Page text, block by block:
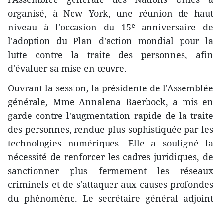
organisé, à New York, une réunion de haut
niveau à l'occasion du 15ᵉ anniversaire de
l'adoption du Plan d'action mondial pour la
lutte contre la traite des personnes, afin
d'évaluer sa mise en œuvre.
Ouvrant la session, la présidente de l'Assemblée
générale, Mme Annalena Baerbock, a mis en
garde contre l'augmentation rapide de la traite
des personnes, rendue plus sophistiquée par les
technologies numériques. Elle a souligné la
nécessité de renforcer les cadres juridiques, de
sanctionner plus fermement les réseaux
criminels et de s'attaquer aux causes profondes
du phénomène. Le secrétaire général adjoint